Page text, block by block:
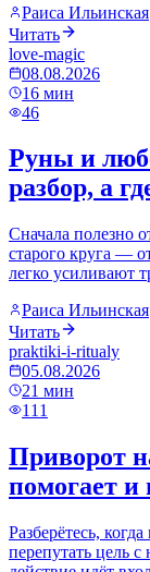
Раиса Ильинская
Читать
love-magic
08.08.2026
16 мин
46
Руны и
разбор, а
Сначала полезно
старого круга —
легко усиливают
Раиса Ильинская
Читать
praktiki-i-ritualy
05.08.2026
21 мин
111
Приворот
помогает и
Разберётесь,
перепутать цель